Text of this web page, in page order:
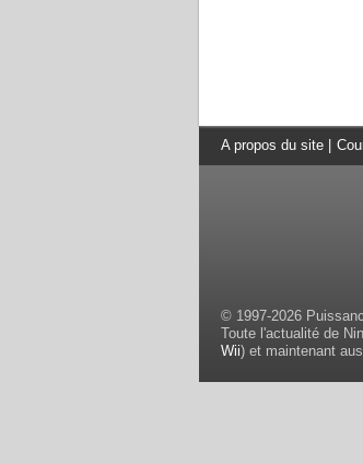
A propos du site
© 1997-2026
Toute l'actualité de
Wii) et maintenant